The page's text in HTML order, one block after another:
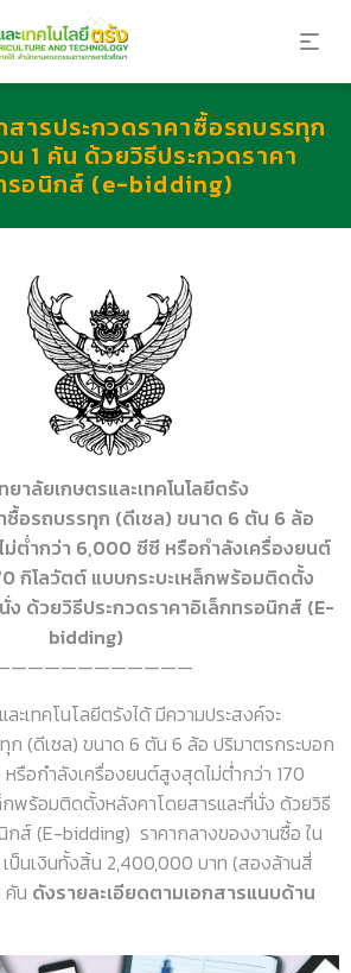
สารประกวดราคาซื้อรถบรรทุก
น 1 คัน ด้วยวิธีประกวดราคา
รอนิกส์ (e-bidding)
ยาลัยเกษตรและเทคโนโลยีตรัง
ซื้อรถบรรทุก (ดีเซล) ขนาด 6 ตัน 6 ล้อ
ต่ำกว่า 6,000 ซีซี หรือกำลังเครื่องยนต์
กิโลวัตต์ แบบกระบะเหล็กพร้อมติดตั้ง
ง ด้วยวิธีประกวดราคาอิเล็กทรอนิกส์ (E-
bidding)
คโนโลยีตรังได้ มีความประสงค์จะ
ก (ดีเซล) ขนาด 6 ตัน 6 ล้อ ปริมาตรกระบอก
รือกำลังเครื่องยนต์สูงสุดไม่ต่ำกว่า 170
กพร้อมติดตั้งหลังคาโดยสารและที่นั่ง ด้วยวิธี
กส์ (E-bidding) ราคากลางของงานซื้อ ใน
เป็นเงินทั้งสิ้น 2,400,000 บาท (สองล้านสี่
คัน ดังรายละเอียดตามเอกสารแนบด้าน